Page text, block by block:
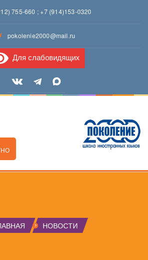
755-660 ;+7 (914)153-0320
pokolenie2000@mail.ru
Для слабовидящих
НОВОСТИ